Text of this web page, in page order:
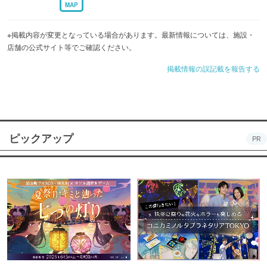
MAP
※掲載内容が変更となっている場合があります。最新情報については、施設・
店舗の公式サイト等でご確認ください。
掲載情報の誤記載を報告する
ピックアップ PR